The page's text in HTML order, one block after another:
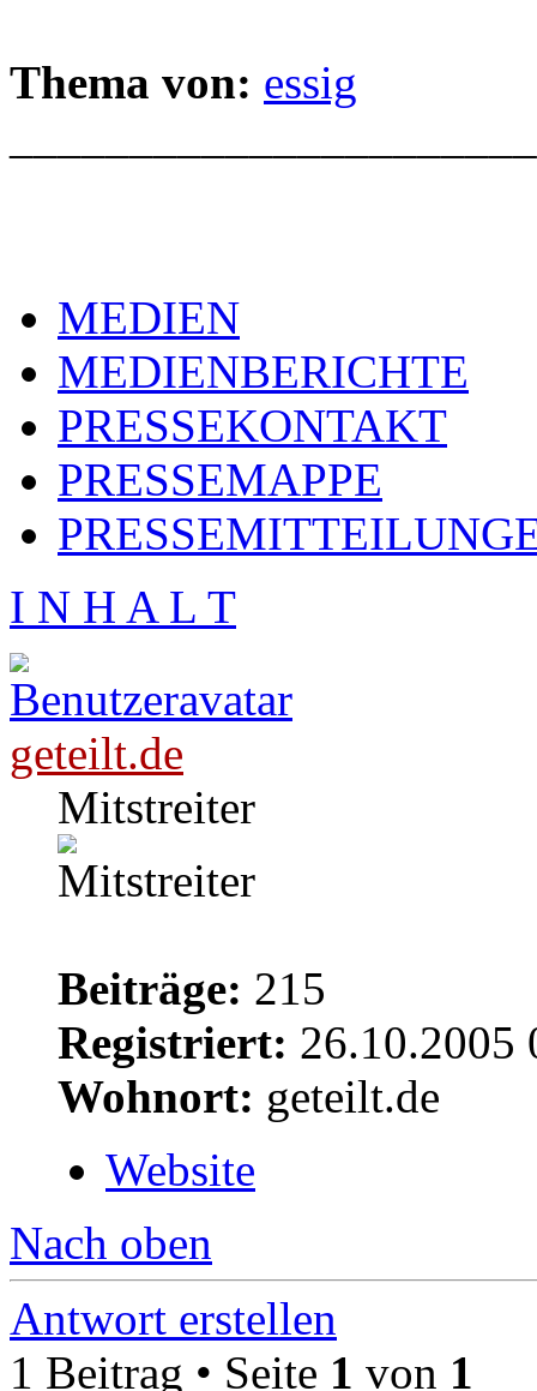
Thema von: essig
MEDIEN
MEDIENBERICHTE
PRESSEKONTAKT
PRESSEMAPPE
I N H A L T
geteilt.de
Mitstreiter
Beiträge: 215
Registriert: 26.10.2005
Wohnort: geteilt.de
Website
Nach oben
Antwort erstellen
1 Beitrag • Seite 1 von 1